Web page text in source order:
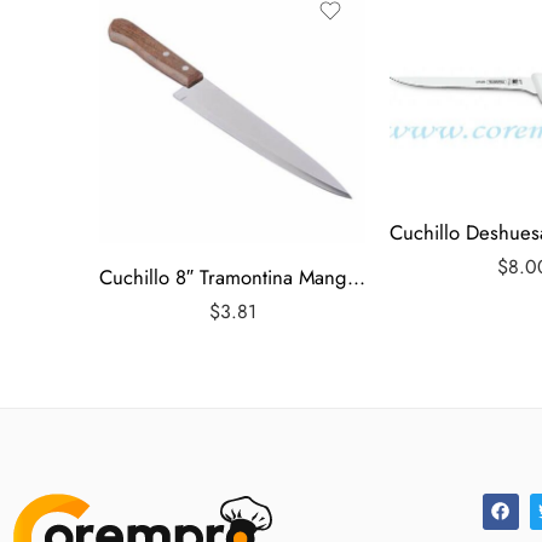
Cuchillo 8″ Tramontina Mango Madera
$3.81
$